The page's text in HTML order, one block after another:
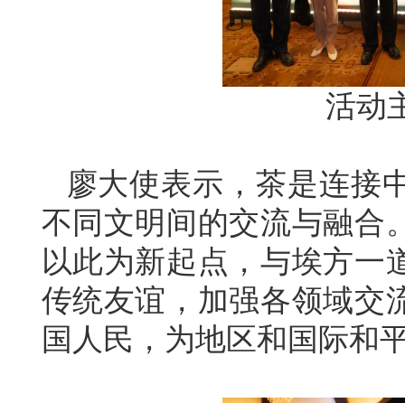
活动
廖大使表示，茶是连接
不同文明间的交流与融合
以此为新起点，与埃方一
传统友谊，加强各领域交
国人民，为地区和国际和